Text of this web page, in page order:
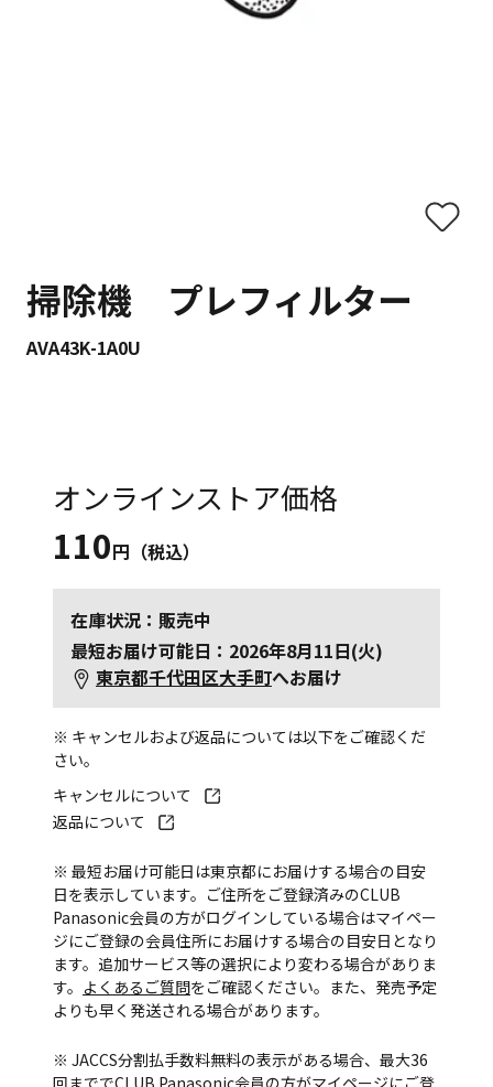
掃除機 プレフィルター
AVA43K-1A0U
オンラインストア価格
110円（税込）
在庫状況：販売中
最短お届け可能日：2026年8月11日(火)
東京都千代田区大手町へお届け
※ キャンセルおよび返品については以下をご確認くだ
さい。
キャンセルについて
返品について
※ 最短お届け可能日は東京都にお届けする場合の目安
日を表示しています。ご住所をご登録済みのCLUB
Panasonic会員の方がログインしている場合はマイペー
ジにご登録の会員住所にお届けする場合の目安日となり
ます。追加サービス等の選択により変わる場合がありま
す。 よくあるご質問をご確認ください。また、発売予定
よりも早く発送される場合があります。
※ JACCS分割払手数料無料の表示がある場合、最大36
回まででCLUB Panasonic会員の方がマイページにご登